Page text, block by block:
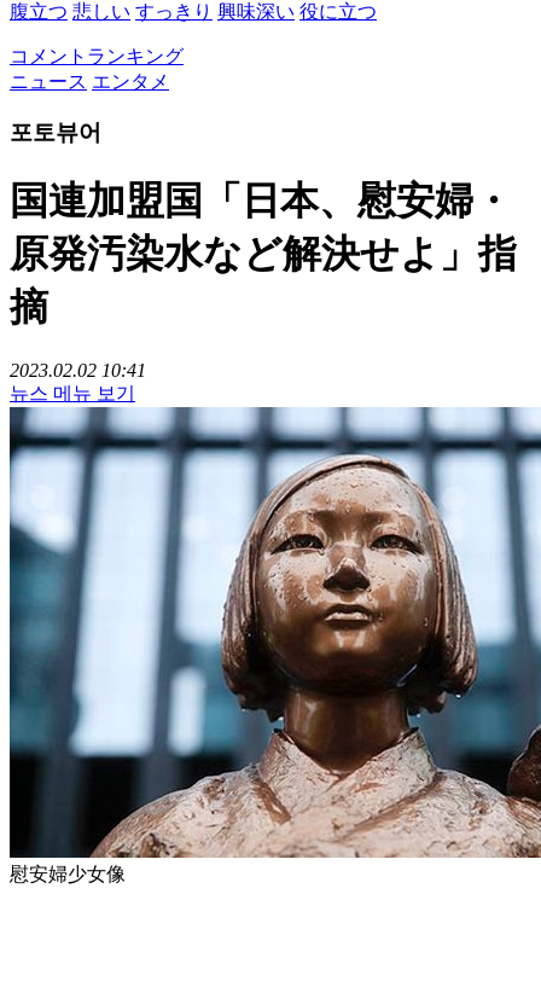
腹立つ 悲しい すっきり 興味深い 役に立つ
コメントランキング
ニュース エンタメ
포토뷰어
国連加盟国「日本、慰安婦・
原発汚染水など解決せよ」指
摘
2023.02.02 10:41
뉴스 메뉴 보기
慰安婦少女像